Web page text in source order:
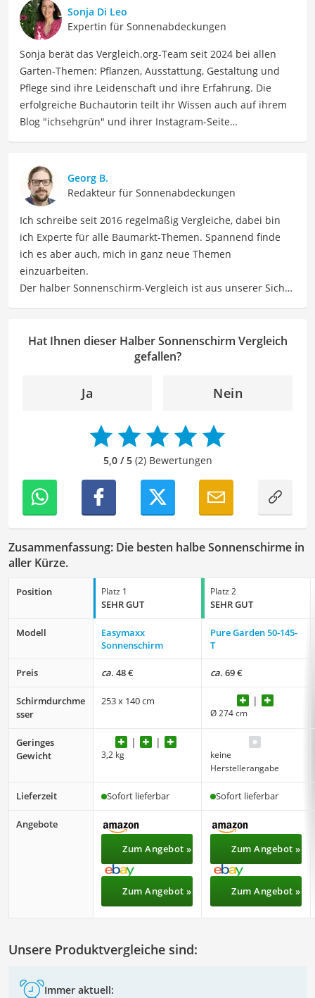
Sonja Di Leo
Expertin für Sonnenabdeckungen
Sonja berät das Vergleich.org-Team seit 2024 bei allen
Garten-Themen: Pflanzen, Ausstattung, Gestaltung und
Pflege sind ihre Leidenschaft und ihre Erfahrung. Die
erfolgreiche Buchautorin teilt ihr Wissen auch auf ihrem
Blog "ichsehgrün" und ihrer Instagram-Seite
und den Garten neu angelegt hat. Inzwischen hat Sie zwei
Bücher verfasst: Im Februar 2023 erschien Buch "Keine
Zeit zu gärtnern - Blumenparadies mit wenig Aufwand"
und im März 2026 "Kleine Bäume für den Garten". Beide
Bücher wurden mit dem Deutschen Gartenbuchpreis
ausgezeichnet.
Der halber Sonnenschirm-Vergleich ist aus unserer Sicht
besonders empfehlenswert fürGartenbesitzerund
Georg B.
Redakteur für Sonnenabdeckungen
Ich schreibe seit 2016 regelmäßig Vergleiche, dabei bin
ich Experte für alle Baumarkt-Themen. Spannend finde
ich es aber auch, mich in ganz neue Themen
einzuarbeiten.
Der halber Sonnenschirm-Vergleich ist aus unserer Sicht
Hat Ihnen dieser Halber Sonnenschirm Vergleich
gefallen?
Ja Nein
5,0 / 5(2) Bewertungen
Zusammenfassung: Die besten halbe Sonnenschirme in
aller Kürze.
Position Platz 1
SEHR GUT
Platz 2
SEHR GUT
Modell
Easymaxx
Sonnenschirm
Pure Garden ‎50-145-
T
Preis ca. 48 € ca. 69 €
Schirmdurchme
sser
253 x 140 cm
Ø 274 cm
Geringes
Gewicht
3,2 kg
keine
Herstellerangabe
Lieferzeit Sofort lieferbar Sofort lieferbar
Angebote
Zum Angebot »
Zum Angebot »
Zum Angebot »
Zum Angebot »
Unsere Produktvergleiche sind:
Immer aktuell: